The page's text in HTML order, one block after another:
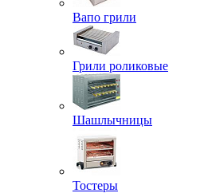
Вапо грили
Грили роликовые
Шашлычницы
Тостеры